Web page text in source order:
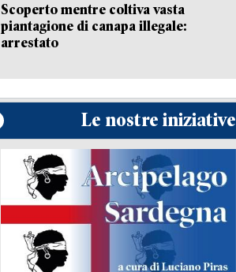
Scoperto mentre coltiva vasta
piantagione di canapa illegale:
arrestato
Le nostre iniziative